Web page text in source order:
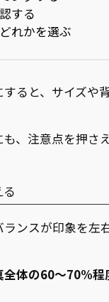
する
れかを選ぶ
ると、サイズや
、注意点を押さ
ンスが印象を左
全体の60〜70%程